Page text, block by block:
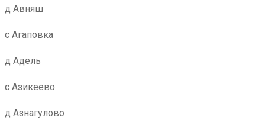
д Авняш
с Агаповка
д Адель
с Азикеево
д Азнагулово